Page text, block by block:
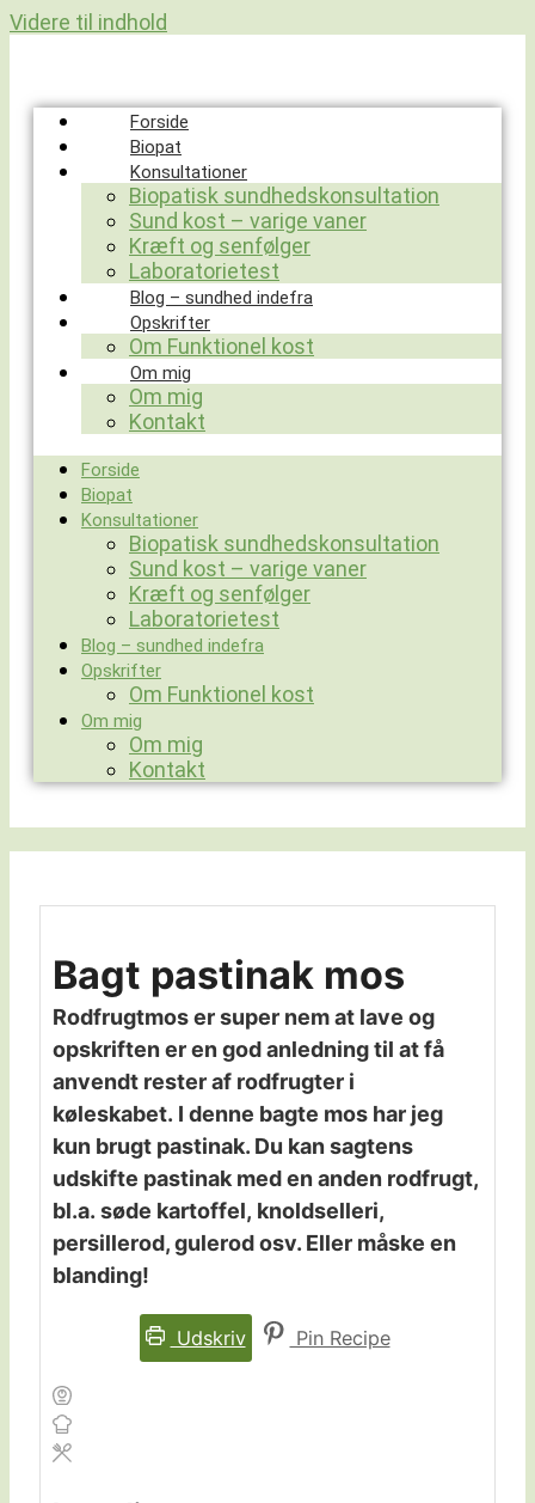
Videre til indhold
Forside
Biopat
Konsultationer
Biopatisk sundhedskonsultation
Sund kost – varige vaner
Kræft og senfølger
Laboratorietest
Blog – sundhed indefra
Opskrifter
Om Funktionel kost
Om mig
Om mig
Kontakt
Forside
Biopat
Konsultationer
Biopatisk sundhedskonsultation
Sund kost – varige vaner
Kræft og senfølger
Laboratorietest
Blog – sundhed indefra
Opskrifter
Om Funktionel kost
Om mig
Om mig
Kontakt
Bagt pastinak mos
Rodfrugtmos er super nem at lave og
opskriften er en god anledning til at få
anvendt rester af rodfrugter i
køleskabet. I denne bagte mos har jeg
kun brugt pastinak. Du kan sagtens
udskifte pastinak med en anden rodfrugt,
bl.a. søde kartoffel, knoldselleri,
persillerod, gulerod osv. Eller måske en
blanding!
Udskriv Pin Recipe